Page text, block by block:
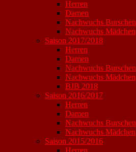
Herren
Damen
Nachwuchs Burschen
Nachwuchs Mädchen
Saison 2017/2018
Herren
Damen
Nachwuchs Burschen
Nachwuchs Mädchen
BJB 2018
Saison 2016/2017
Herren
Damen
Nachwuchs Burschen
Nachwuchs Mädchen
Saison 2015/2016
Herren